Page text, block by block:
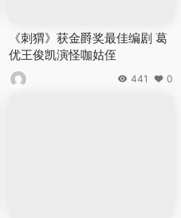
《刺猬》获金爵奖最佳编剧 葛
优王俊凯演怪咖姑侄
441 0